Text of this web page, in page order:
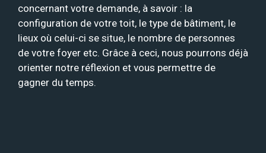
concernant votre demande, à savoir : la
configuration de votre toit, le type de bâtiment, le
lieux où celui-ci se situe, le nombre de personnes
de votre foyer etc. Grâce à ceci, nous pourrons déjà
orienter notre réflexion et vous permettre de
gagner du temps.